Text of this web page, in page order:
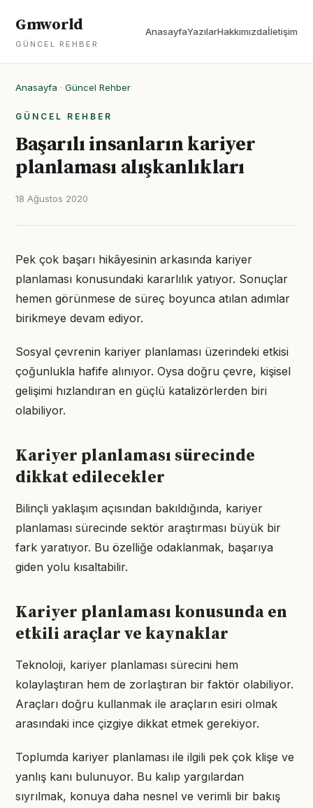
Gmworld
GÜNCEL REHBER
AnasayfaYazılarHakkımızdaİletişim
Anasayfa · Güncel Rehber
GÜNCEL REHBER
Başarılı insanların kariyer
planlaması alışkanlıkları
18 Ağustos 2020
Pek çok başarı hikâyesinin arkasında kariyer
planlaması konusundaki kararlılık yatıyor. Sonuçlar
hemen görünmese de süreç boyunca atılan adımlar
birikmeye devam ediyor.
Sosyal çevrenin kariyer planlaması üzerindeki etkisi
çoğunlukla hafife alınıyor. Oysa doğru çevre, kişisel
gelişimi hızlandıran en güçlü katalizörlerden biri
olabiliyor.
Kariyer planlaması sürecinde
dikkat edilecekler
Bilinçli yaklaşım açısından bakıldığında, kariyer
planlaması sürecinde sektör araştırması büyük bir
fark yaratıyor. Bu özelliğe odaklanmak, başarıya
giden yolu kısaltabilir.
Kariyer planlaması konusunda en
etkili araçlar ve kaynaklar
Teknoloji, kariyer planlaması sürecini hem
kolaylaştıran hem de zorlaştıran bir faktör olabiliyor.
Araçları doğru kullanmak ile araçların esiri olmak
arasındaki ince çizgiye dikkat etmek gerekiyor.
Toplumda kariyer planlaması ile ilgili pek çok klişe ve
yanlış kanı bulunuyor. Bu kalıp yargılardan
sıyrılmak, konuya daha nesnel ve verimli bir bakış